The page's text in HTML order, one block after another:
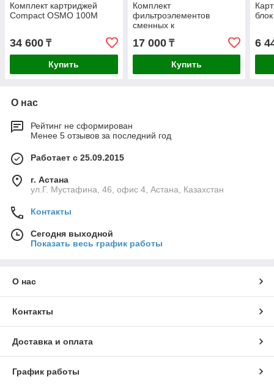
Комплект картриджей
Compact OSMO 100M
34 600 ₸
Купить
Комплект
фильтроэлементов
сменных к
водоочистителю БАРЬЕР
WaterFort Осмо
17 000₸
Купить
блок
6
О нас
Рейтинг не сформирован
Менее 5 отзывов за последний год
Работает с 25.09.2015
г. Астана
ул.Г. Мустафина, 46, офис 4, Астана, Казахстан
Контакты
Сегодня выходной
Показать весь график работы
О нас
Контакты
Доставка и оплата
График работы